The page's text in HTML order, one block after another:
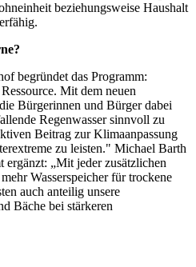
beziehungsweise Haushalt
begründet das Programm:
Mit dem neuen
Bürgerinnen und Bürger dabei
Regenwasser sinnvoll zu
Beitrag zur Klimaanpassung
zu leisten." Michael Barth
ergänzt: „Mit jeder zusätzlichen
Wasserspeicher für trockene
auch anteilig unsere
Bäche bei stärkeren